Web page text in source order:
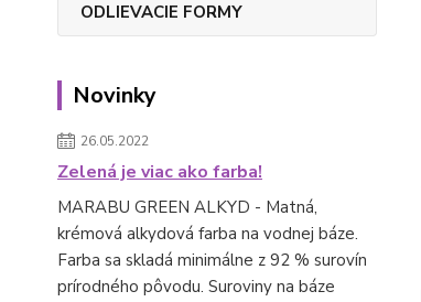
ODLIEVACIE FORMY
Novinky
26.05.2022
Zelená je viac ako farba!
MARABU GREEN ALKYD - Matná,
krémová alkydová farba na vodnej báze.
Farba sa skladá minimálne z 92 % surovín
prírodného pôvodu. Suroviny na báze